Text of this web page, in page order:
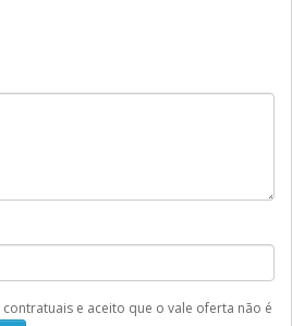
e aceito que o vale oferta não é